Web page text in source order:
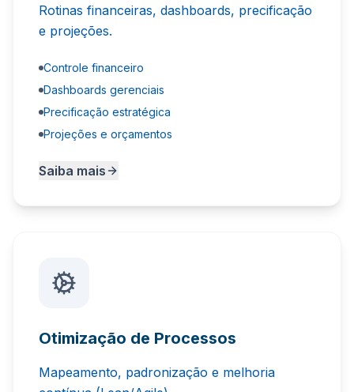
Rotinas financeiras, dashboards, precificação
e projeções.
Controle financeiro
Dashboards gerenciais
Precificação estratégica
Projeções e orçamentos
Saiba mais
Otimização de Processos
Mapeamento, padronização e melhoria